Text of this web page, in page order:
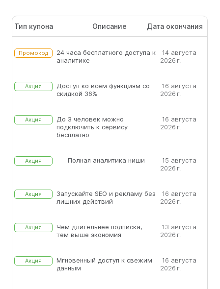
Тип купона Описание Дата окончания
Промокод
24 часа бесплатного доступа к
аналитике
14 августа
2026 г.
Акция
Доступ ко всем функциям со
скидкой 36%
16 августа
2026 г.
Акция
До 3 человек можно
подключить к сервису
бесплатно
16 августа
2026 г.
Акция Полная аналитика ниши
15 августа
2026 г.
Акция
Запускайте SEO и рекламу без
лишних действий
16 августа
2026 г.
Акция
Чем длительнее подписка,
тем выше экономия
13 августа
2026 г.
Акция
Мгновенный доступ к свежим
данным
16 августа
2026 г.